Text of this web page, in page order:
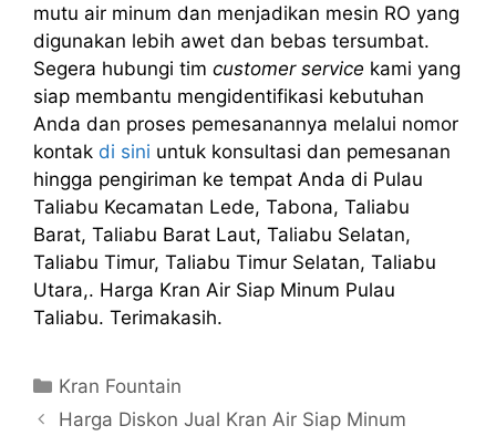
mutu air minum dan menjadikan mesin RO yang
digunakan lebih awet dan bebas tersumbat.
Segera hubungi tim customer service kami yang
siap membantu mengidentifikasi kebutuhan
Anda dan proses pemesanannya melalui nomor
kontak di sini untuk konsultasi dan pemesanan
hingga pengiriman ke tempat Anda di Pulau
Taliabu Kecamatan Lede, Tabona, Taliabu
Barat, Taliabu Barat Laut, Taliabu Selatan,
Taliabu Timur, Taliabu Timur Selatan, Taliabu
Utara,. Harga Kran Air Siap Minum Pulau
Taliabu. Terimakasih.
Kategori
Kran Fountain
Harga Diskon Jual Kran Air Siap Minum